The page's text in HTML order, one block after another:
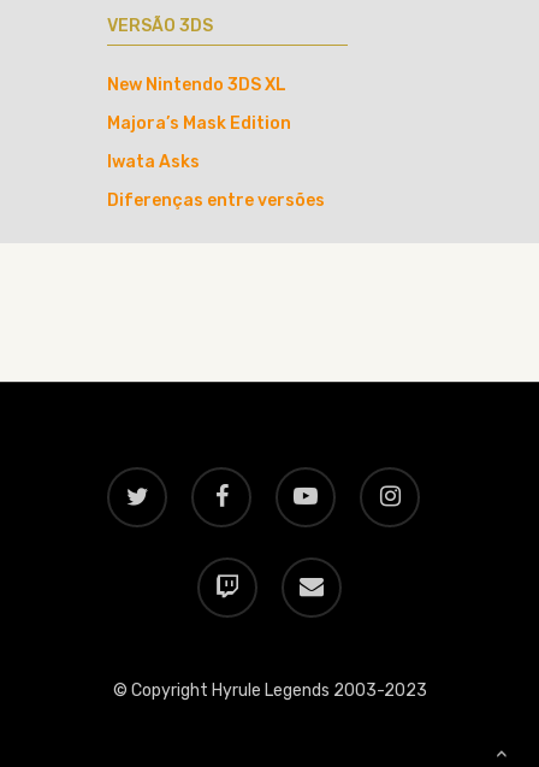
VERSÃO 3DS
New Nintendo 3DS XL
Majora’s Mask Edition
Iwata Asks
Diferenças entre versões
twitter facebook youtube instagram
twitch email
© Copyright Hyrule Legends 2003-2023